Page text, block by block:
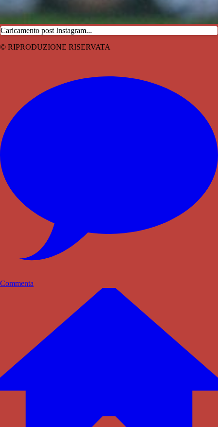
Caricamento post Instagram...
© RIPRODUZIONE RISERVATA
Commenta